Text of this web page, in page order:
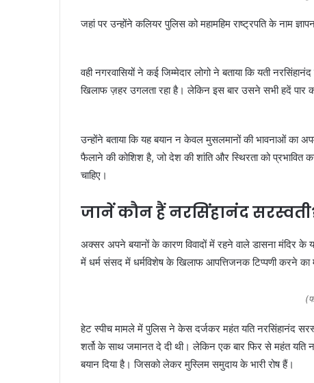
जहां पर उन्होंने कलियर पुलिस को महामहिम राष्ट्रपति के नाम
वही नगरवासियों ने कई जिम्मेदार लोगो ने बताया कि यती
खिलाफ ज़हर उगलता रहा है। लेकिन इस बार उसने सभी हदें पार
उन्होंने बताया कि यह बयान न केवल मुसलमानों की भावनाओं का
फैलाने की कोशिश है, जो देश की शांति और स्थिरता को प्रभावित
चाहिए।
जानें कौन हैं नरसिंहानंद
अक्सर अपने बयानों के कारण विवादों में रहने वाले डासना मंदिर के
में धर्म संसद में धर्मविशेष के खिलाफ आपत्तिजनक टिप्पणी करने
हेट स्पीच मामले में पुलिस ने केस दर्जकर महंत यति नरसिंहानंद
शर्तो के साथ जमानत दे दी थी। लेकिन एक बार फिर से महंत
बयान दिया है। जिसको लेकर मुस्लिम समुदाय के भारी रोष हैं।